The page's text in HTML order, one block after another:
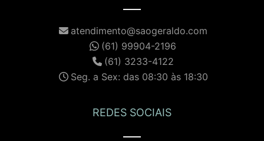
atendimento@saogeraldo.com
(61) 99904-2196
(61) 3233-4122
Seg. a Sex: das 08:30 às 18:30
REDES SOCIAIS